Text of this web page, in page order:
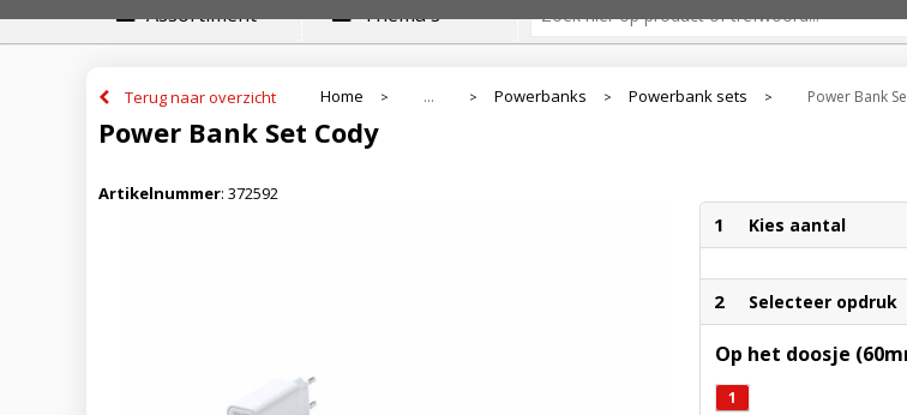
Assortiment Thema's
Terug naar overzicht Home > ... > Powerbanks > Powerbank sets > Power Bank
Power Bank Set Cody
Artikelnummer: 372592
1 Kies aantal
2 Selecteer opdruk
Op het doosje
1